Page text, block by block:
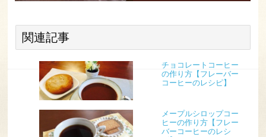
関連記事
チョコレートコーヒー
の作り方【フレーバー
コーヒーのレシピ】
メープルシロップコー
ヒーの作り方【フレー
バーコーヒーのレシ